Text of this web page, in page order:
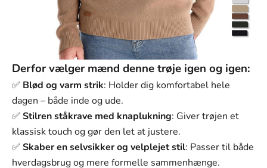
Derfor vælger mænd denne trøje igen og igen:
✅ Blød og varm strik: Holder dig komfortabel hele
dagen – både inde og ude.
✅ Stilren ståkrave med knaplukning: Giver trøjen et
klassisk touch og gør den let at justere.
✅ Skaber en selvsikker og velplejet stil: Passer til både
hverdagsbrug og mere formelle sammenhænge.